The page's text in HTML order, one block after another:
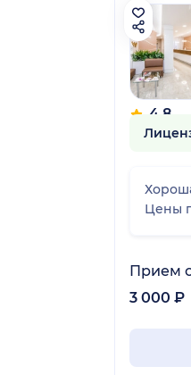
4.8
425
Цены
Прием
3 000 ₽